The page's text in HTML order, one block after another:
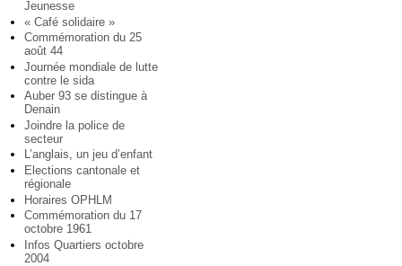
Jeunesse
« Café solidaire »
Commémoration du 25
août 44
Journée mondiale de lutte
contre le sida
Auber 93 se distingue à
Denain
Joindre la police de
secteur
L’anglais, un jeu d’enfant
Elections cantonale et
régionale
Horaires OPHLM
Commémoration du 17
octobre 1961
Infos Quartiers octobre
2004